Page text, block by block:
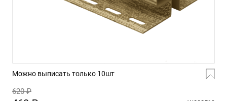
Можно выписать только 10шт
620 ₽